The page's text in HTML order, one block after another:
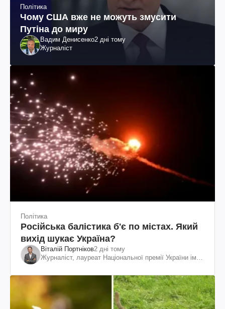
Політика
Чому США вже не можуть змусити
Путіна до миру
Вадим Денисенко2 дні тому
Журналіст
Політика
Російська балістика б'є по містах. Який
вихід шукає Україна?
Віталій Портніков2 дні тому
Журналіст, лауреат Національної премії України ім.